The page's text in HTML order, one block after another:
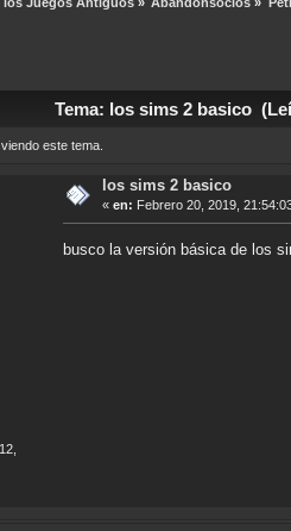
Tema: los sims 2 basico
este tema.
los sims 2 basico
« en: Febrero 20, 2019,
busco la versión básica de los